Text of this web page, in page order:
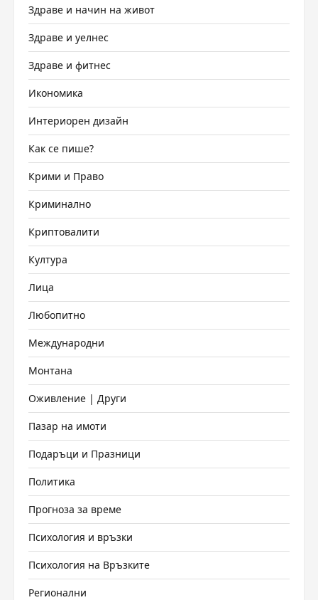
Здраве и начин на живот
Здраве и уелнес
Здраве и фитнес
Икономика
Интериорен дизайн
Как се пише?
Крими и Право
Криминално
Криптовалити
Култура
Лица
Любопитно
Международни
Монтана
Оживление | Други
Пазар на имоти
Подаръци и Празници
Политика
Прогноза за време
Психология и връзки
Психология на Връзките
Регионални